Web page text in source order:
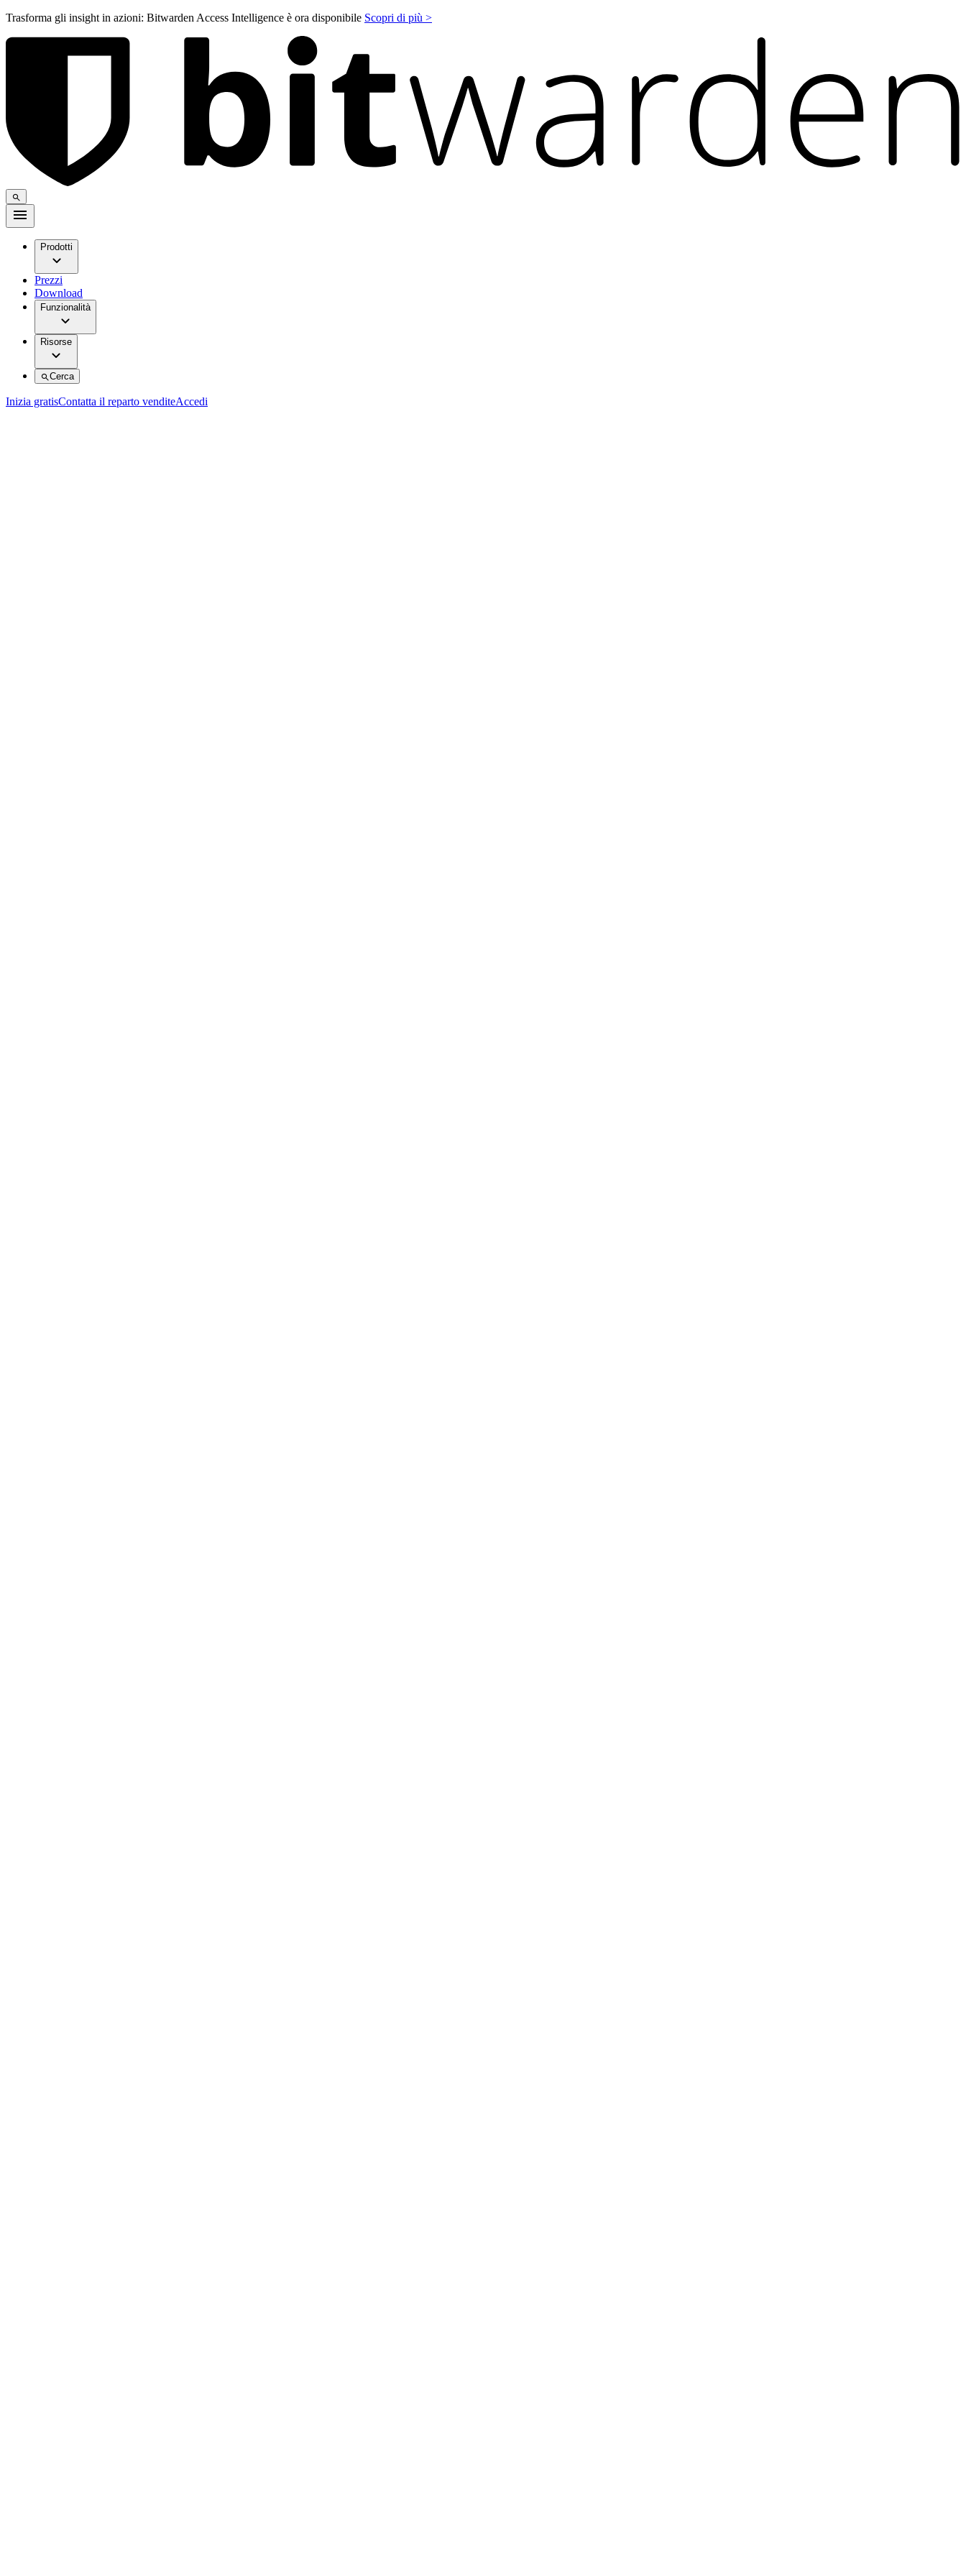
Trasforma gli insight in azioni: Bitwarden Access Intelligence è ora disponibile Scopri di più >
Prodotti
Prezzi
Download
Funzionalità
Risorse
Cerca
Inizia gratisContatta il reparto venditeAccedi